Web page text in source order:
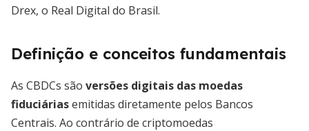
Drex, o Real Digital do Brasil.
Definição e conceitos fundamentais
As CBDCs são versões digitais das moedas
fiduciáriasemitidas diretamente pelos Bancos
Centrais. Ao contrário de criptomoedas